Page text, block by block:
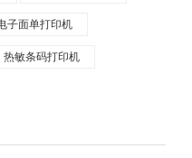
子面单打印机
热敏条码打印机